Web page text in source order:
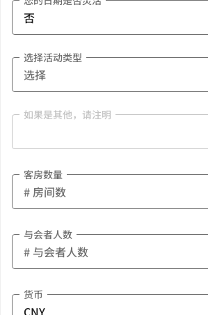
选择活动类型
如果是其他，请注明
客房数量
与会者人数
货币